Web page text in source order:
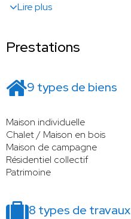
Lire plus
Prestations
9 types de biens
Maison individuelle
Chalet / Maison en bois
Maison de campagne
Résidentiel collectif
Patrimoine
8 types de travaux